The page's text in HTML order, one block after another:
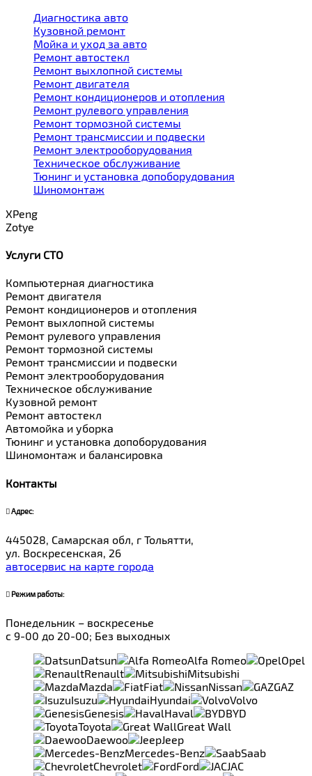
Диагностика авто
Кузовной ремонт
Мойка и уход за авто
Ремонт автостекл
Ремонт выхлопной системы
Ремонт двигателя
Ремонт кондиционеров и отопления
Ремонт рулевого управления
Ремонт тормозной системы
Ремонт трансмиссии и подвески
Ремонт электрооборудования
Техническое обслуживание
Тюнинг и установка допоборудования
Шиномонтаж
XPeng
Zotye
Услуги СТО
Компьютерная диагностика
Ремонт двигателя
Ремонт кондиционеров и отопления
Ремонт выхлопной системы
Ремонт рулевого управления
Ремонт тормозной системы
Ремонт трансмиссии и подвески
Ремонт электрооборудования
Техническое обслуживание
Кузовной ремонт
Ремонт автостекл
Автомойка и уборка
Тюнинг и установка допоборудования
Шиномонтаж и балансировка
Контакты
Адрес:
445028, Самарская обл, г Тольятти,
ул. Воскресенская, 26
автосервис на карте города
Режим работы:
Понедельник – воскресенье
с 9-00 до 20-00; Без выходных
Datsun
Alfa Romeo
Opel
Renault
Mitsubishi
Mazda
Fiat Nissan
GAZ
Isuzu
Hyundai
Volvo
Genesis
Haval
BYD
Toyota
Great Wall
Daewoo
Jeep
Mercedes-Benz
Saab
Chevrolet
Ford
JAC